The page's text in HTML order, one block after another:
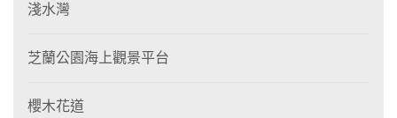
淺水灣
芝蘭公園海上觀景平台
櫻木花道